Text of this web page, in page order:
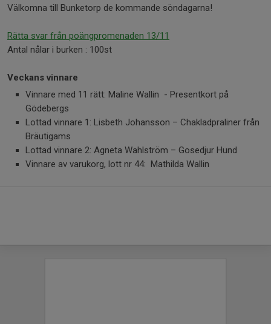
Välkomna till Bunketorp de kommande söndagarna!
Rätta svar från poängpromenaden 13/11
Antal nålar i burken : 100st
Veckans vinnare
Vinnare med 11 rätt: Maline Wallin - Presentkort på
Gödebergs
Lottad vinnare 1: Lisbeth Johansson – Chakladpraliner från
Bräutigams
Lottad vinnare 2: Agneta Wahlström – Gosedjur Hund
Vinnare av varukorg, lott nr 44: Mathilda Wallin